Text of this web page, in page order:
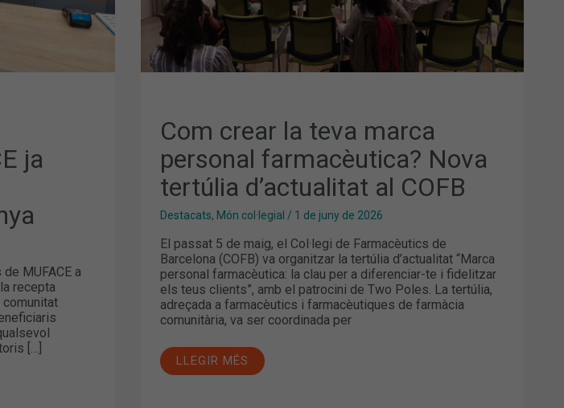
ja
MUFACE a
recepta
[…]
Com crear la teva marca
personal farmacèutica? Nova
tertúlia d’actualitat al COFB
Destacats, Món col·legial / 1 de juny de 2026
El passat 5 de maig, el Col·legi de Farmacèutics de
Barcelona (COFB) va organitzar la tertúlia d’actualitat “Marca
personal farmacèutica: la clau per a diferenciar-te i fidelitzar
els teus clients”, amb el patrocini de Two Poles. La tertúlia,
adreçada a farmacèutics i farmacèutiques de farmàcia
comunitària, va ser coordinada per
COFB
LLEGIR MÉS